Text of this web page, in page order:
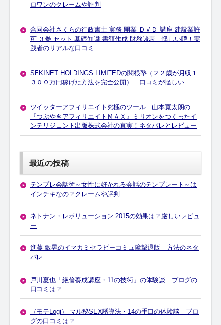
ロワンのクレームや評判
合同会社さくらの行政書士 実務 開業 ＤＶＤ 講座 建設業許
可 ３巻 セット 基礎知識 書類作成 財務諸表 怪しい噂！実
践者のリアルな口コミ
SEKINET HOLDINGS LIMITEDの関根塾（２２歳が月収１
３００万円稼げた方法を完全公開） 口コミが怪しい
ツイッターアフィリエイト究極のツール 山本寛太朗の
『つぶやきアフィリエイトＭＡＸ』ミリオンをつくったイ
ンテリジェント出版株式会社の真実！ネタバレとレビュー
最近の投稿
テンプレ会話術～女性に好かれる会話のテンプレート～は
インチキなの？クレームや評判
ネトナン・レボリューション 2015の効果は？厳しいレビュ
ー
進藤 敏晃のイマカミセラピーコミュ障撃退版 方法のネタ
バレ
戸川夏也「絶倫養成講座・11の技術」の体験談 ブログの
口コミは？
（モテLogi） マル秘SEX誘導法・14の手口の体験談 ブロ
グの口コミは？